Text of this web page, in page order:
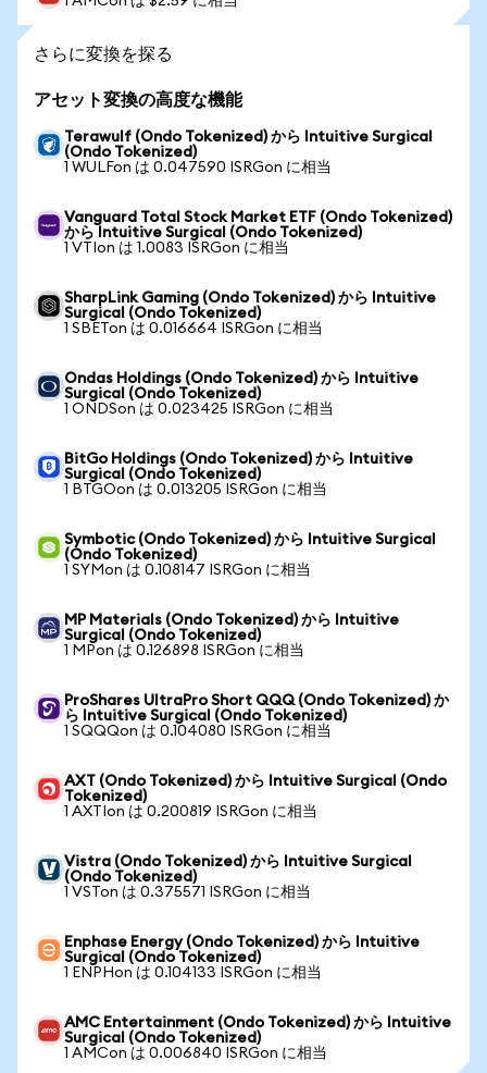
さらに変換を探る
アセット変換の高度な機能
Terawulf (Ondo Tokenized) から Intuitive Surgical
(Ondo Tokenized)
1 WULFon は 0.047590 ISRGon に相当
Vanguard Total Stock Market ETF (Ondo Tokenized)
から Intuitive Surgical (Ondo Tokenized)
1 VTIon は 1.0083 ISRGon に相当
SharpLink Gaming (Ondo Tokenized) から Intuitive
Surgical (Ondo Tokenized)
1 SBETon は 0.016664 ISRGon に相当
Ondas Holdings (Ondo Tokenized) から Intuitive
Surgical (Ondo Tokenized)
1 ONDSon は 0.023425 ISRGon に相当
BitGo Holdings (Ondo Tokenized) から Intuitive
Surgical (Ondo Tokenized)
1 BTGOon は 0.013205 ISRGon に相当
Symbotic (Ondo Tokenized) から Intuitive Surgical
(Ondo Tokenized)
1 SYMon は 0.108147 ISRGon に相当
MP Materials (Ondo Tokenized) から Intuitive
Surgical (Ondo Tokenized)
1 MPon は 0.126898 ISRGon に相当
ProShares UltraPro Short QQQ (Ondo Tokenized) か
ら Intuitive Surgical (Ondo Tokenized)
1 SQQQon は 0.104080 ISRGon に相当
AXT (Ondo Tokenized) から Intuitive Surgical (Ondo
Tokenized)
1 AXTIon は 0.200819 ISRGon に相当
Vistra (Ondo Tokenized) から Intuitive Surgical
(Ondo Tokenized)
1 VSTon は 0.375571 ISRGon に相当
Enphase Energy (Ondo Tokenized) から Intuitive
Surgical (Ondo Tokenized)
1 ENPHon は 0.104133 ISRGon に相当
AMC Entertainment (Ondo Tokenized) から Intuitive
Surgical (Ondo Tokenized)
1 AMCon は 0.006840 ISRGon に相当